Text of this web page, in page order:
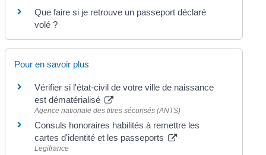
Que faire si je retrouve un passeport déclaré
volé ?
Pour en savoir plus
Vérifier si l'état-civil de votre ville de naissance
est dématérialisé
Agence nationale des titres sécurisés (ANTS)
Consuls honoraires habilités à remettre les
cartes d'identité et les passeports
Legifrance